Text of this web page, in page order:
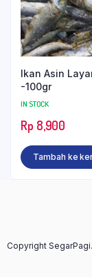
Ikan Asin
-100gr
IN STOCK
Rp 8,900
Tambah ke
Copyright